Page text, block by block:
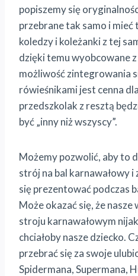
popiszemy się
przebrane tak samo i mieć
koledzy i koleżanki z tej
dzięki temu wyobcowane z
możliwość zintegrowania
rówieśnikami jest cenna
przedszkolak z resztą
być „inny niż wszyscy”.
Możemy pozwolić, aby to
strój na bal karnawałowy i
się prezentować podczas
Może okazać się, że
stroju karnawałowym
chciałoby nasze dziecko.
przebrać się za swoje
Spidermana, Supermana,